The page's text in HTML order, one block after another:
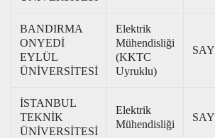
BANDIRMA
ONYEDİ
EYLÜL
ÜNİVERSİTESİ
Elektrik
Mühendisliği
(KKTC
Uyruklu)
SAY
İSTANBUL
TEKNİK
ÜNİVERSİTESİ
Elektrik
Mühendisliği
SAY